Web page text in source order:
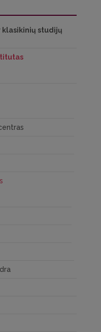
klasikinių studijų